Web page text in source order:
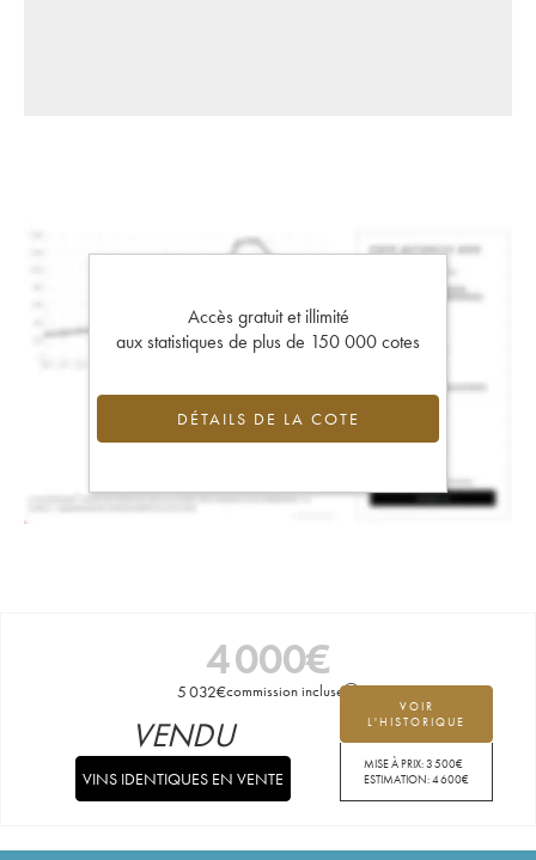
Accès gratuit et illimité
aux statistiques de plus de 150 000 cotes
DÉTAILS DE LA COTE
4 000€
5 032€commission incluse
VOIR
L'HISTORIQUE
MISE À PRIX:3 500€
ESTIMATION:4 600€
VENDU
VINS IDENTIQUES EN VENTE